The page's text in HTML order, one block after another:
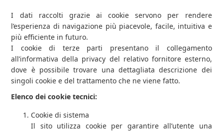
I dati raccolti grazie ai cookie servono per rendere
l’esperienza di navigazione più piacevole, facile, intuitiva e
più efficiente in futuro.
I cookie di terze parti presentano il collegamento
all’informativa della privacy del relativo fornitore esterno,
dove è possibile trovare una dettagliata descrizione dei
singoli cookie e del trattamento che ne viene fatto.
Elenco dei cookie tecnici:
Cookie di sistema
Il sito utilizza cookie per garantire all’utente una